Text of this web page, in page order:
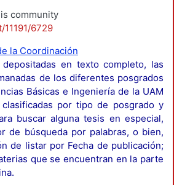
community
6729
la Coordinación
en texto completo, las
de los diferentes posgrados
Básicas e Ingeniería de la UAM
clasificadas por tipo de posgrado y
buscar alguna tesis en especial,
de búsqueda por palabras, o bien,
de listar por Fecha de publicación;
que se encuentran en la parte